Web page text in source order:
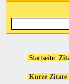
Startseite:
Kurze Zitate